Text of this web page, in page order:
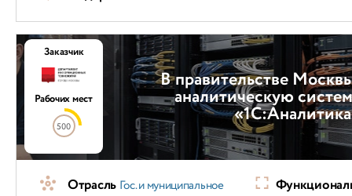
В правительстве
аналитическую
Заказчик
Рабочих мест
500
Отрасль Гос. и муниципальное